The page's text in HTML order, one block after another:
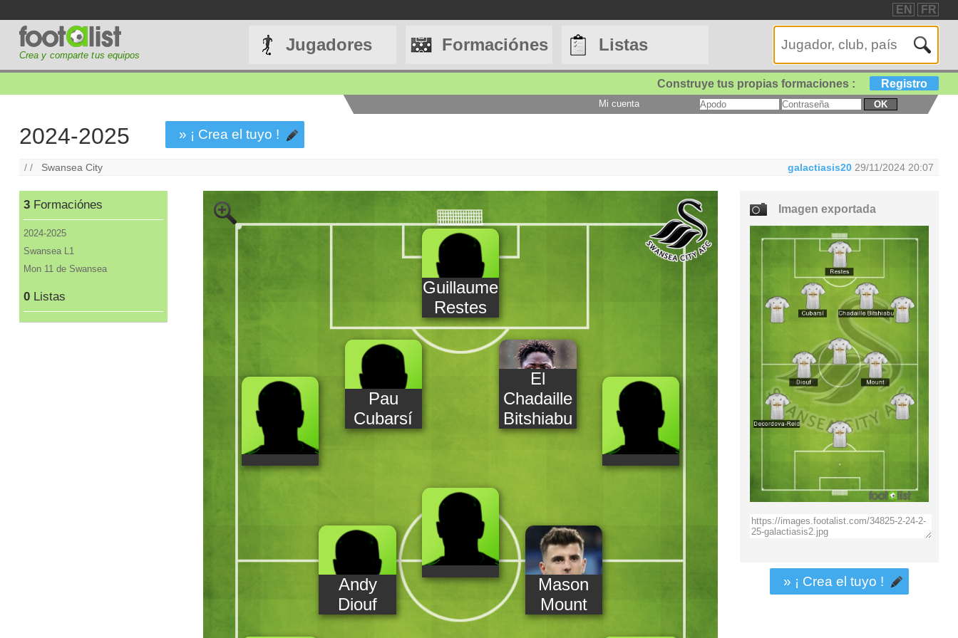
EN FR
Crea y comparte tus equipos
Jugadores Formaciónes Listas
Construye tus propias formaciones : Registro
Mi cuenta OK
2024-2025 » ¡ Crea el tuyo !
/ / Swansea City galactiasis20 29/11/2024 20:07
3 Formaciónes
2024-2025
Swansea L1
Mon 11 de Swansea
0 Listas
Guillaume
Restes
Pau
Cubarsí
El
Chadaille
Bitshiabu
Andy
Diouf
Mason
Mount
Imagen exportada
» ¡ Crea el tuyo !